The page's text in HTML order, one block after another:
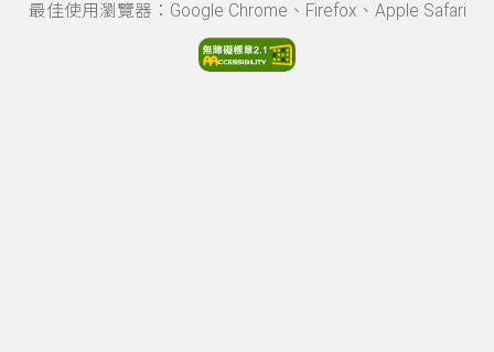
最佳使用瀏覽器：Google Chrome、Firefox、Apple Safari